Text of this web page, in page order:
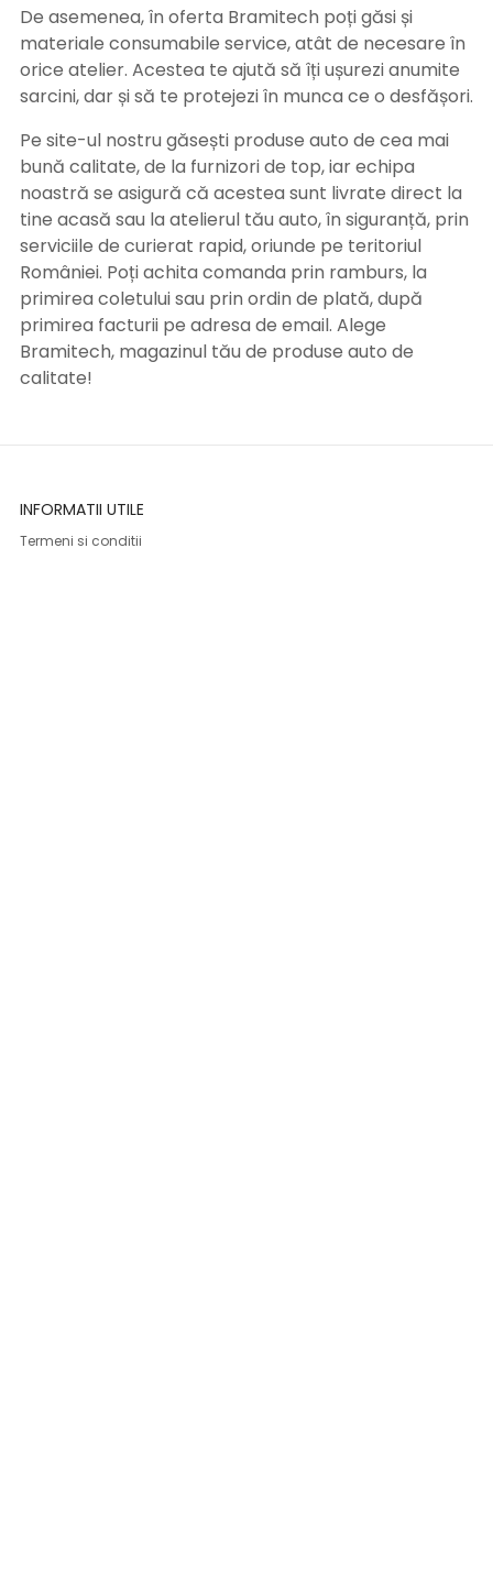
De asemenea, în oferta Bramitech poți găsi și
materiale consumabile service, atât de necesare în
orice atelier. Acestea te ajută să îți ușurezi anumite
sarcini, dar și să te protejezi în munca ce o desfășori.
Pe site-ul nostru găsești produse auto de cea mai
bună calitate, de la furnizori de top, iar echipa
noastră se asigură că acestea sunt livrate direct la
tine acasă sau la atelierul tău auto, în siguranță, prin
serviciile de curierat rapid, oriunde pe teritoriul
României. Poți achita comanda prin ramburs, la
primirea coletului sau prin ordin de plată, după
primirea facturii pe adresa de email. Alege
Bramitech, magazinul tău de produse auto de
calitate!
INFORMATII UTILE
Termeni si conditii